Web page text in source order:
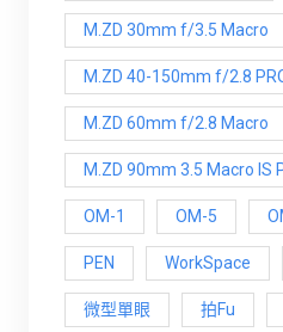
M.ZD 30mm f/3.5 Macro
M.ZD 40-150mm f/2.8
M.ZD 60mm f/2.8 Macro
M.ZD 90mm 3.5 Macro IS
OM-1 OM-5
PEN WorkSpace
微型單眼 拍Fu